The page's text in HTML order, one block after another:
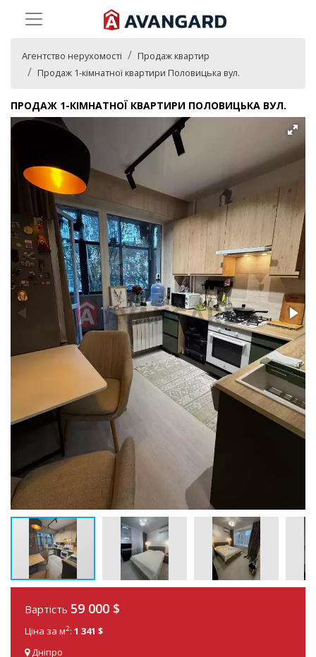
Агентство нерухомості
Продаж квартир
Продаж 1-кімнатної квартири Половицька вул.
ПРОДАЖ 1-КІМНАТНОЇ КВАРТИРИ ПОЛОВИЦЬКА ВУЛ.
Вартість 59 000 $
Ціна за м2: 1 341 $
Дніпро